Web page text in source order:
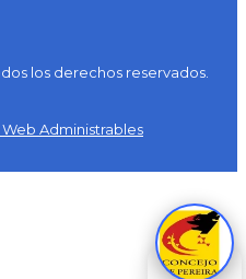
los derechos reservados.
Web Administrables